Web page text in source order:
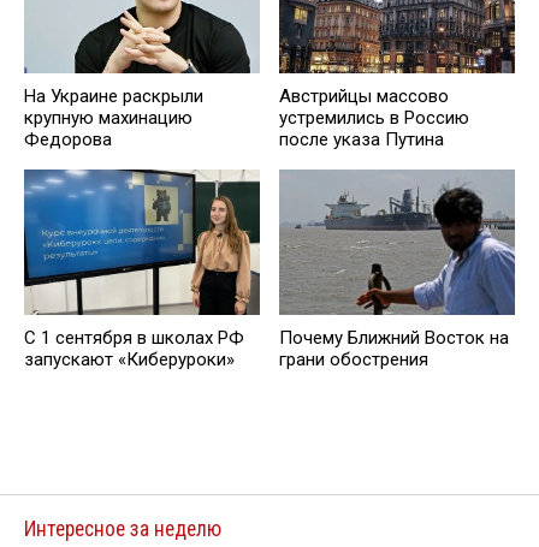
На Украине раскрыли
крупную махинацию
Федорова
Австрийцы массово
устремились в Россию
после указа Путина
С 1 сентября в школах РФ
запускают «Киберуроки»
Почему Ближний Восток на
грани обострения
Интересное за неделю